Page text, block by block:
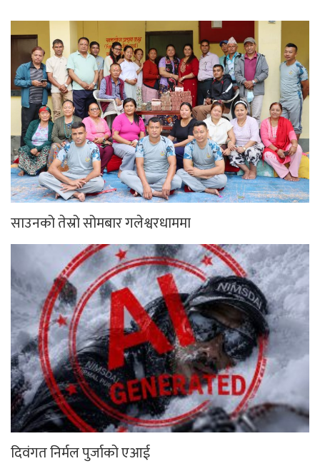
साउनको तेस्रो सोमबार गलेश्वरधाममा
दिवंगत निर्मल पुर्जाको एआई